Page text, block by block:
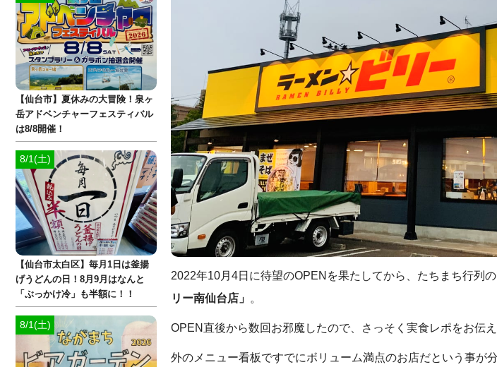
2022年10月4日に待望のOPENを果たしてから、たちまち行列
リー南仙台店」 。
OPEN直後から数回お邪魔したので、さっそく実食レポをお伝え
外のメニュー看板ですでにボリューム満点のお店だという事が分
【仙台市】夏休みの大冒険！泉ヶ
岳アドベンチャーフェスティバル
は8/8開催！
8/1(土)
【仙台市太白区】毎月1日は釜揚
げうどんの日！8月9月はなんと
「ぶっかけ冷」も半額に！！
8/1(土)